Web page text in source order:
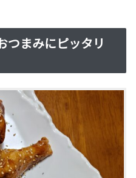
つまみにピッタリ